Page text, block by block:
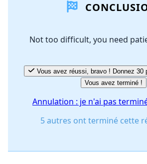
Ajouter un commentaire
Not too difficult, you need
Vous avez réussi, bravo ! Donnez 30
Vous avez terminé !
Annulation : je n'ai pas
5 autres ont terminé cette